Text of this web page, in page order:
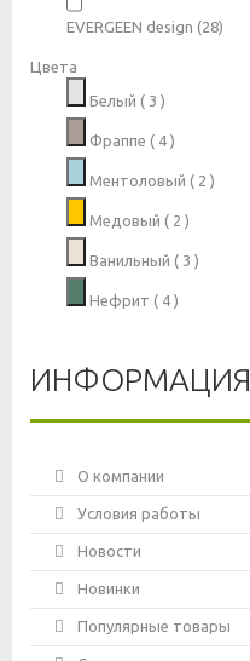
EVERGEEN design (28)
Цвета
Белый ( 3 )
Фраппе ( 4 )
Ментоловый ( 2 )
Медовый ( 2 )
Ванильный ( 3 )
Нефрит ( 4 )
ИНФОРМАЦИЯ
О компании
Условия работы
Новости
Новинки
Популярные товары